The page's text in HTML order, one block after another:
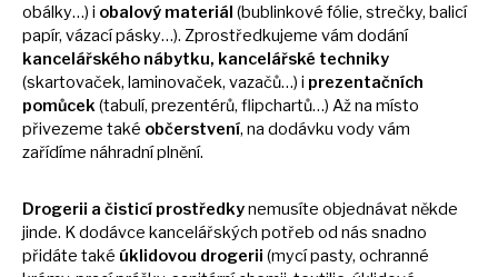
obálky…) i obalový materiál (bublinkové fólie, strečky, balicí
papír, vázací pásky…). Zprostředkujeme vám dodání
kancelářského nábytku, kancelářské techniky
(skartovaček, laminovaček, vazačů…) i prezentačních
pomůcek (tabulí, prezentérů, flipchartů…) Ažna místo
přivezeme také občerstvení, na dodávku vody vám
zařídíme náhradní plnění.
Drogerii a čisticí prostředkynemusíte objednávat někde
jinde. Kdodávce kancelářských potřeb od nás snadno
přidáte také úklidovou drogerii (mycí pasty, ochranné